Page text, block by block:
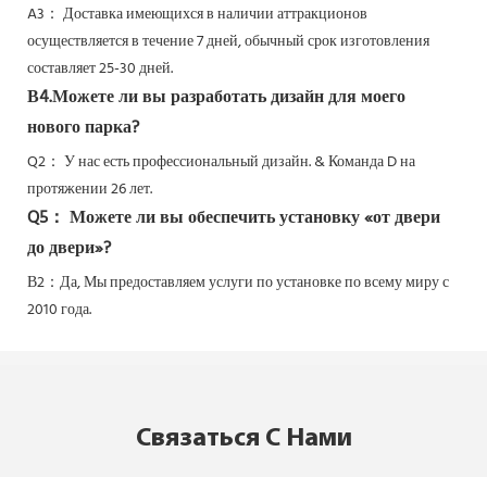
A3： Доставка имеющихся в наличии аттракционов
осуществляется в течение 7 дней, обычный срок изготовления
составляет 25-30 дней.
В4.Можете ли вы разработать дизайн для моего
нового парка?
Q2： У нас есть профессиональный дизайн. & Команда D на
протяжении 26 лет.
Q5： Можете ли вы обеспечить установку «от двери
до двери»?
В2：Да,Мы предоставляем услуги по установке по всему миру с
2010 года.
Связаться С Нами